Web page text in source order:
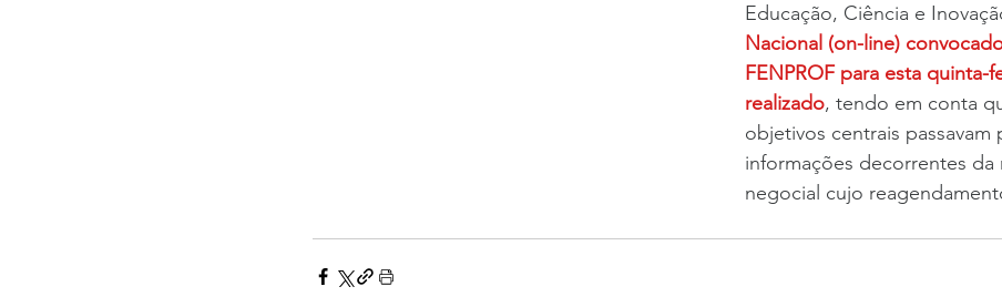
Educação, Ciência e
Nacional (on-line)
FENPROF para esta quinta-
realizado, tendo em conta
objetivos centrais passavam
informações decorrentes da
negocial cujo